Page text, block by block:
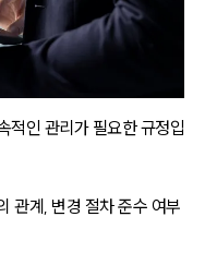
적인 관리가 필요한 규정입
관계, 변경 절차 준수 여부